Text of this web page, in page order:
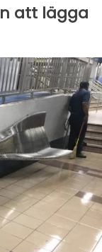
att lägga